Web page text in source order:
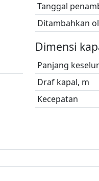
Tanggal
Ditambahkan
Dimensi
Panjang
Draf kapal, m
Kecepatan